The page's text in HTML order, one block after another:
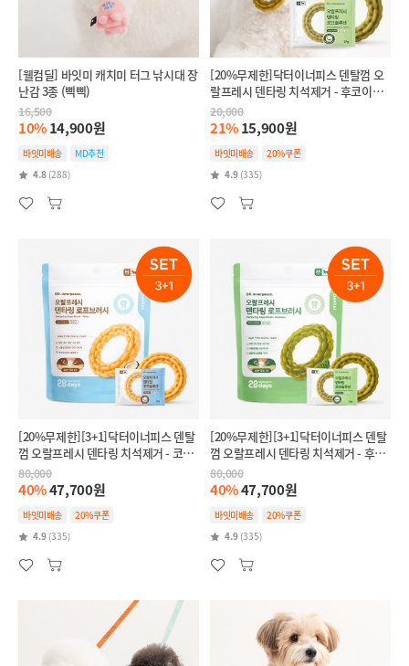
[웰컴딜] 바잇미 캐치미 터그 낚시대 장
난감 3종 (삑삑)
16,500
10%14,900원
바잇미배송
MD추천
4.8 (288)
[20%무제한]닥터이너피스 덴탈껌 오
랄프레시 덴타링 치석제거 - 후코이단
(인텐시브,항산화)
20,000
21%15,900원
바잇미배송
20%쿠폰
4.9 (335)
[20%무제한][3+1]닥터이너피스 덴탈
껌 오랄프레시 덴타링 치석제거 - 코코
넛(릴랙스,스트레스완화)
80,000
40%47,700원
바잇미배송
20%쿠폰
4.9 (335)
[20%무제한][3+1]닥터이너피스 덴탈
껌 오랄프레시 덴타링 치석제거 - 후코
이단(인텐시브,항산화)
80,000
40%47,700원
바잇미배송
20%쿠폰
4.9 (335)